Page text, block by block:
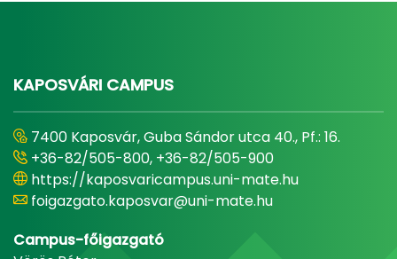
KAPOSVÁRI CAMPUS
7400 Kaposvár, Guba Sándor utca 40., Pf.: 16.
+36-82/505-800, +36-82/505-900
https://kaposvaricampus.uni-mate.hu
foigazgato.kaposvar@uni-mate.hu
Campus-főigazgató